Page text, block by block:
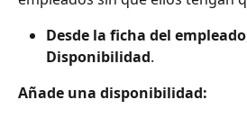
Desde la ficha del empleado
Disponibilidad.
Añade una disponibilidad: